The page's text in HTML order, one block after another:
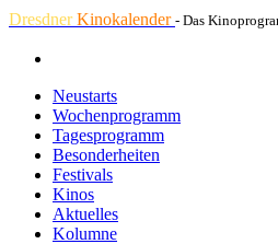
DresdnerKinokalender - Das
Neustarts
Wochenprogramm
Tagesprogramm
Besonderheiten
Festivals
Kinos
Aktuelles
Kolumne